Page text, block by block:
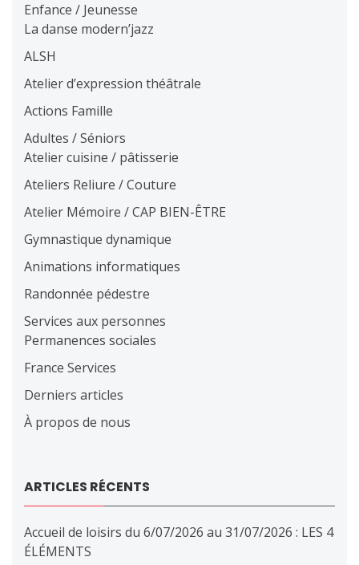
Enfance / Jeunesse
La danse modern’jazz
ALSH
Atelier d’expression théâtrale
Actions Famille
Adultes / Séniors
Atelier cuisine / pâtisserie
Ateliers Reliure / Couture
Atelier Mémoire / CAP BIEN-ÊTRE
Gymnastique dynamique
Animations informatiques
Randonnée pédestre
Services aux personnes
Permanences sociales
France Services
Derniers articles
À propos de nous
ARTICLES RÉCENTS
Accueil de loisirs du 6/07/2026 au 31/07/2026 : LES 4
ÉLÉMENTS